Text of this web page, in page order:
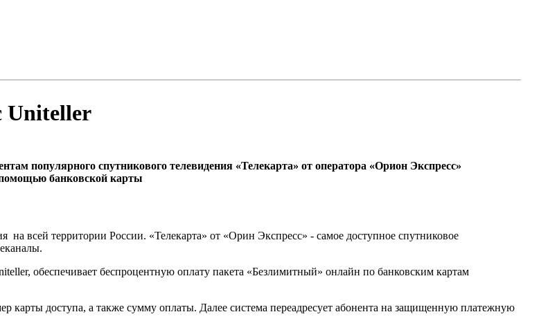
Uniteller
популярного спутникового телевидения «Телекарта» от оператора «Орион Экспресс»
банковской карты
на всей территории России. «Телекарта» от «Орин Экспресс» - самое доступное спутниковое
обеспечивает беспроцентную оплату пакета «Безлимитный» онлайн по банковским картам
карты доступа, а также сумму оплаты. Далее система переадресует абонента на защищенную платежную